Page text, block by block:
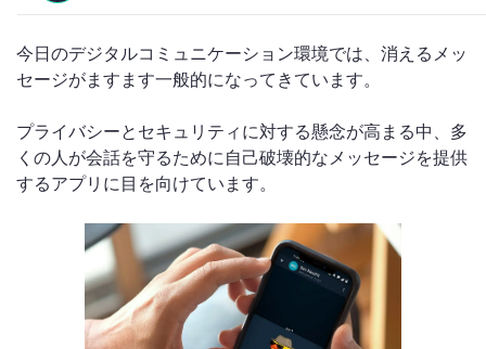
今日のデジタルコミュニケーション環境では、消えるメッ
セージがますます一般的になってきています。
プライバシーとセキュリティに対する懸念が高まる中、多
くの人が会話を守るために自己破壊的なメッセージを提供
するアプリに目を向けています。